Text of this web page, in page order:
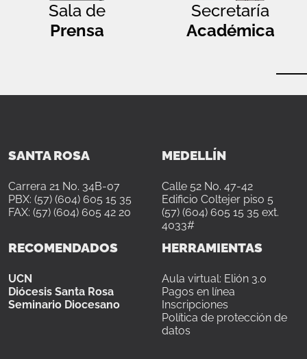
Sala de
Prensa
Secretaría
Académica
SANTA ROSA
Carrera 21 No. 34B-07
PBX: (57) (604) 605 15 35
FAX: (57) (604) 605 42 20
MEDELLÍN
Calle 52 No. 47-42
Edificio Coltejer piso 5
(57) (604) 605 15 35 ext.
4033#
RECOMENDADOS
UCN
Diócesis Santa Rosa
Seminario Diocesano
HERRAMIENTAS
Aula virtual: Elión 3.0
Pagos en línea
Inscripciones
Política de protección de
datos